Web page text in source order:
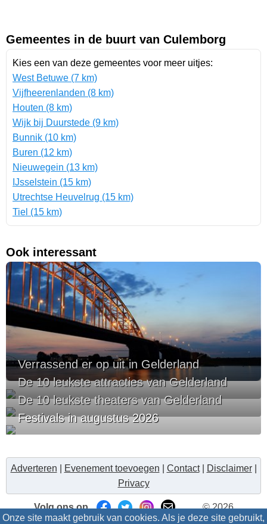
Onze site maakt gebruik van cookies. Als je deze site gebruikt,
Gemeentes in de buurt van Culemborg
Kies een van deze gemeentes voor meer uitjes:
West Betuwe (7 km)
Vijfheerenlanden (8 km)
Houten (8 km)
Wijk bij Duurstede (9 km)
Bunnik (10 km)
Buren (12 km)
Nieuwegein (13 km)
IJsselstein (15 km)
Utrechtse Heuvelrug (15 km)
Tiel (15 km)
Ook interessant
Verrassend er op uit in Gelderland
De 10 leukste attracties van Gelderland
De 10 leukste theaters van Gelderland
Festivals in augustus 2026
Adverteren Evenement toevoegen Contact| Disclaimer|
Privacy
Volg ons op
© 2026